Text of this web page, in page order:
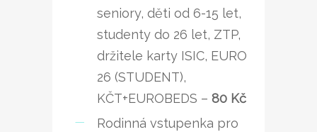
seniory, děti od 6-15 let,
studenty do 26 let, ZTP,
držitele karty ISIC, EURO
26 (STUDENT),
KČT+EUROBEDS – 80 Kč
Rodinná vstupenka pro